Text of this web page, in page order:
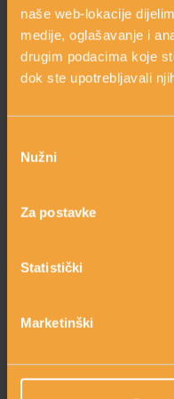
naše web-lokacije
medije, oglašavanje i
drugim podacima koje
dok ste upotrebljavali
pristanka
Nužni
Za postavke
Statistički
Marketinški